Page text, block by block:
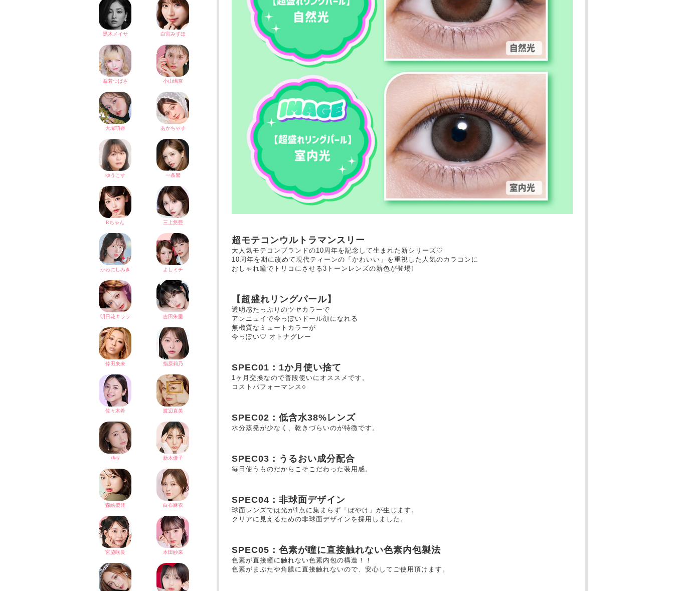
超モテコンウルトラマンスリー
大人気モテコンブランドの10周年を記念して生まれた新シリーズ♡
10周年を期に改めて現代ティーンの「かわいい」を重視した人気のカラコンに
おしゃれ瞳でトリコにさせる3トーンレンズの新色が登場!
【超盛れリングパール】
透明感たっぷりのツヤカラーで
アンニュイで今っぽいドール顔になれる
無機質なミュートカラーが
今っぽい♡ オトナグレー
SPEC01：1か月使い捨て
1ヶ月交換なので普段使いにオススメです。
コストパフォーマンス○
SPEC02：低含水38%レンズ
水分蒸発が少なく、乾きづらいのが特徴です。
SPEC03：うるおい成分配合
毎日使うものだからこそこだわった装用感。
SPEC04：非球面デザイン
球面レンズでは光が1点に集まらず「ぼやけ」が生じます。
クリアに見えるための非球面デザインを採用しました。
SPEC05：色素が瞳に直接触れない色素内包製法
色素が直接瞳に触れない色素内包の構造！！
色素がまぶたや角膜に直接触れないので、安心してご使用頂けます。